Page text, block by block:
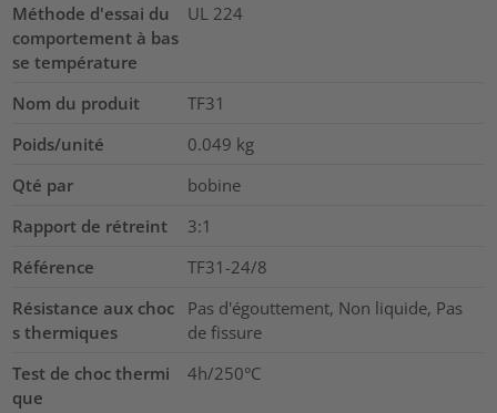
Méthode d'essai du
comportement à bas
se température
UL 224
Nom du produit
TF31
Poids/unité
0.049 kg
Qté par
bobine
Rapport de rétreint
3:1
Référence
TF31-24/8
Résistance aux choc
s thermiques
Pas d'égouttement, Non liquide, Pas
de fissure
Test de choc thermi
que
4h/250°C